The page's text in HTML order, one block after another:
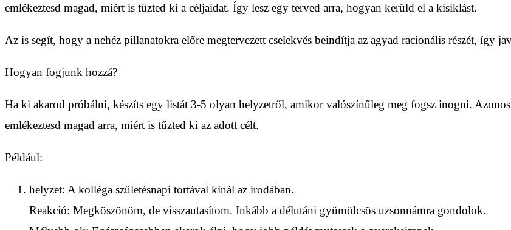
emlékeztesd magad, miért is tűzted ki a céljaidat. Így lesz egy terved arra, hogyan kerüld el a kisiklást.
Az is segít, hogy a nehéz pillanatokra előre megtervezett cselekvés beindítja az agyad racionális részét, így
Hogyan fogjunk hozzá?
Ha ki akarod próbálni, készíts egy listát 3-5 olyan helyzetről, amikor valószínűleg meg fogsz inogni.
emlékeztesd magad arra, miért is tűzted ki az adott célt.
Például:
helyzet: A kolléga születésnapi tortával kínál az irodában.
Reakció: Megköszönöm, de visszautasítom. Inkább a délutáni gyümölcsös uzsonnámra gondolok.